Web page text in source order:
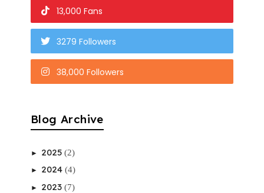
13,000 Fans
3279 Followers
38,000 Followers
Blog Archive
► 2025 (2)
► 2024 (4)
► 2023 (7)